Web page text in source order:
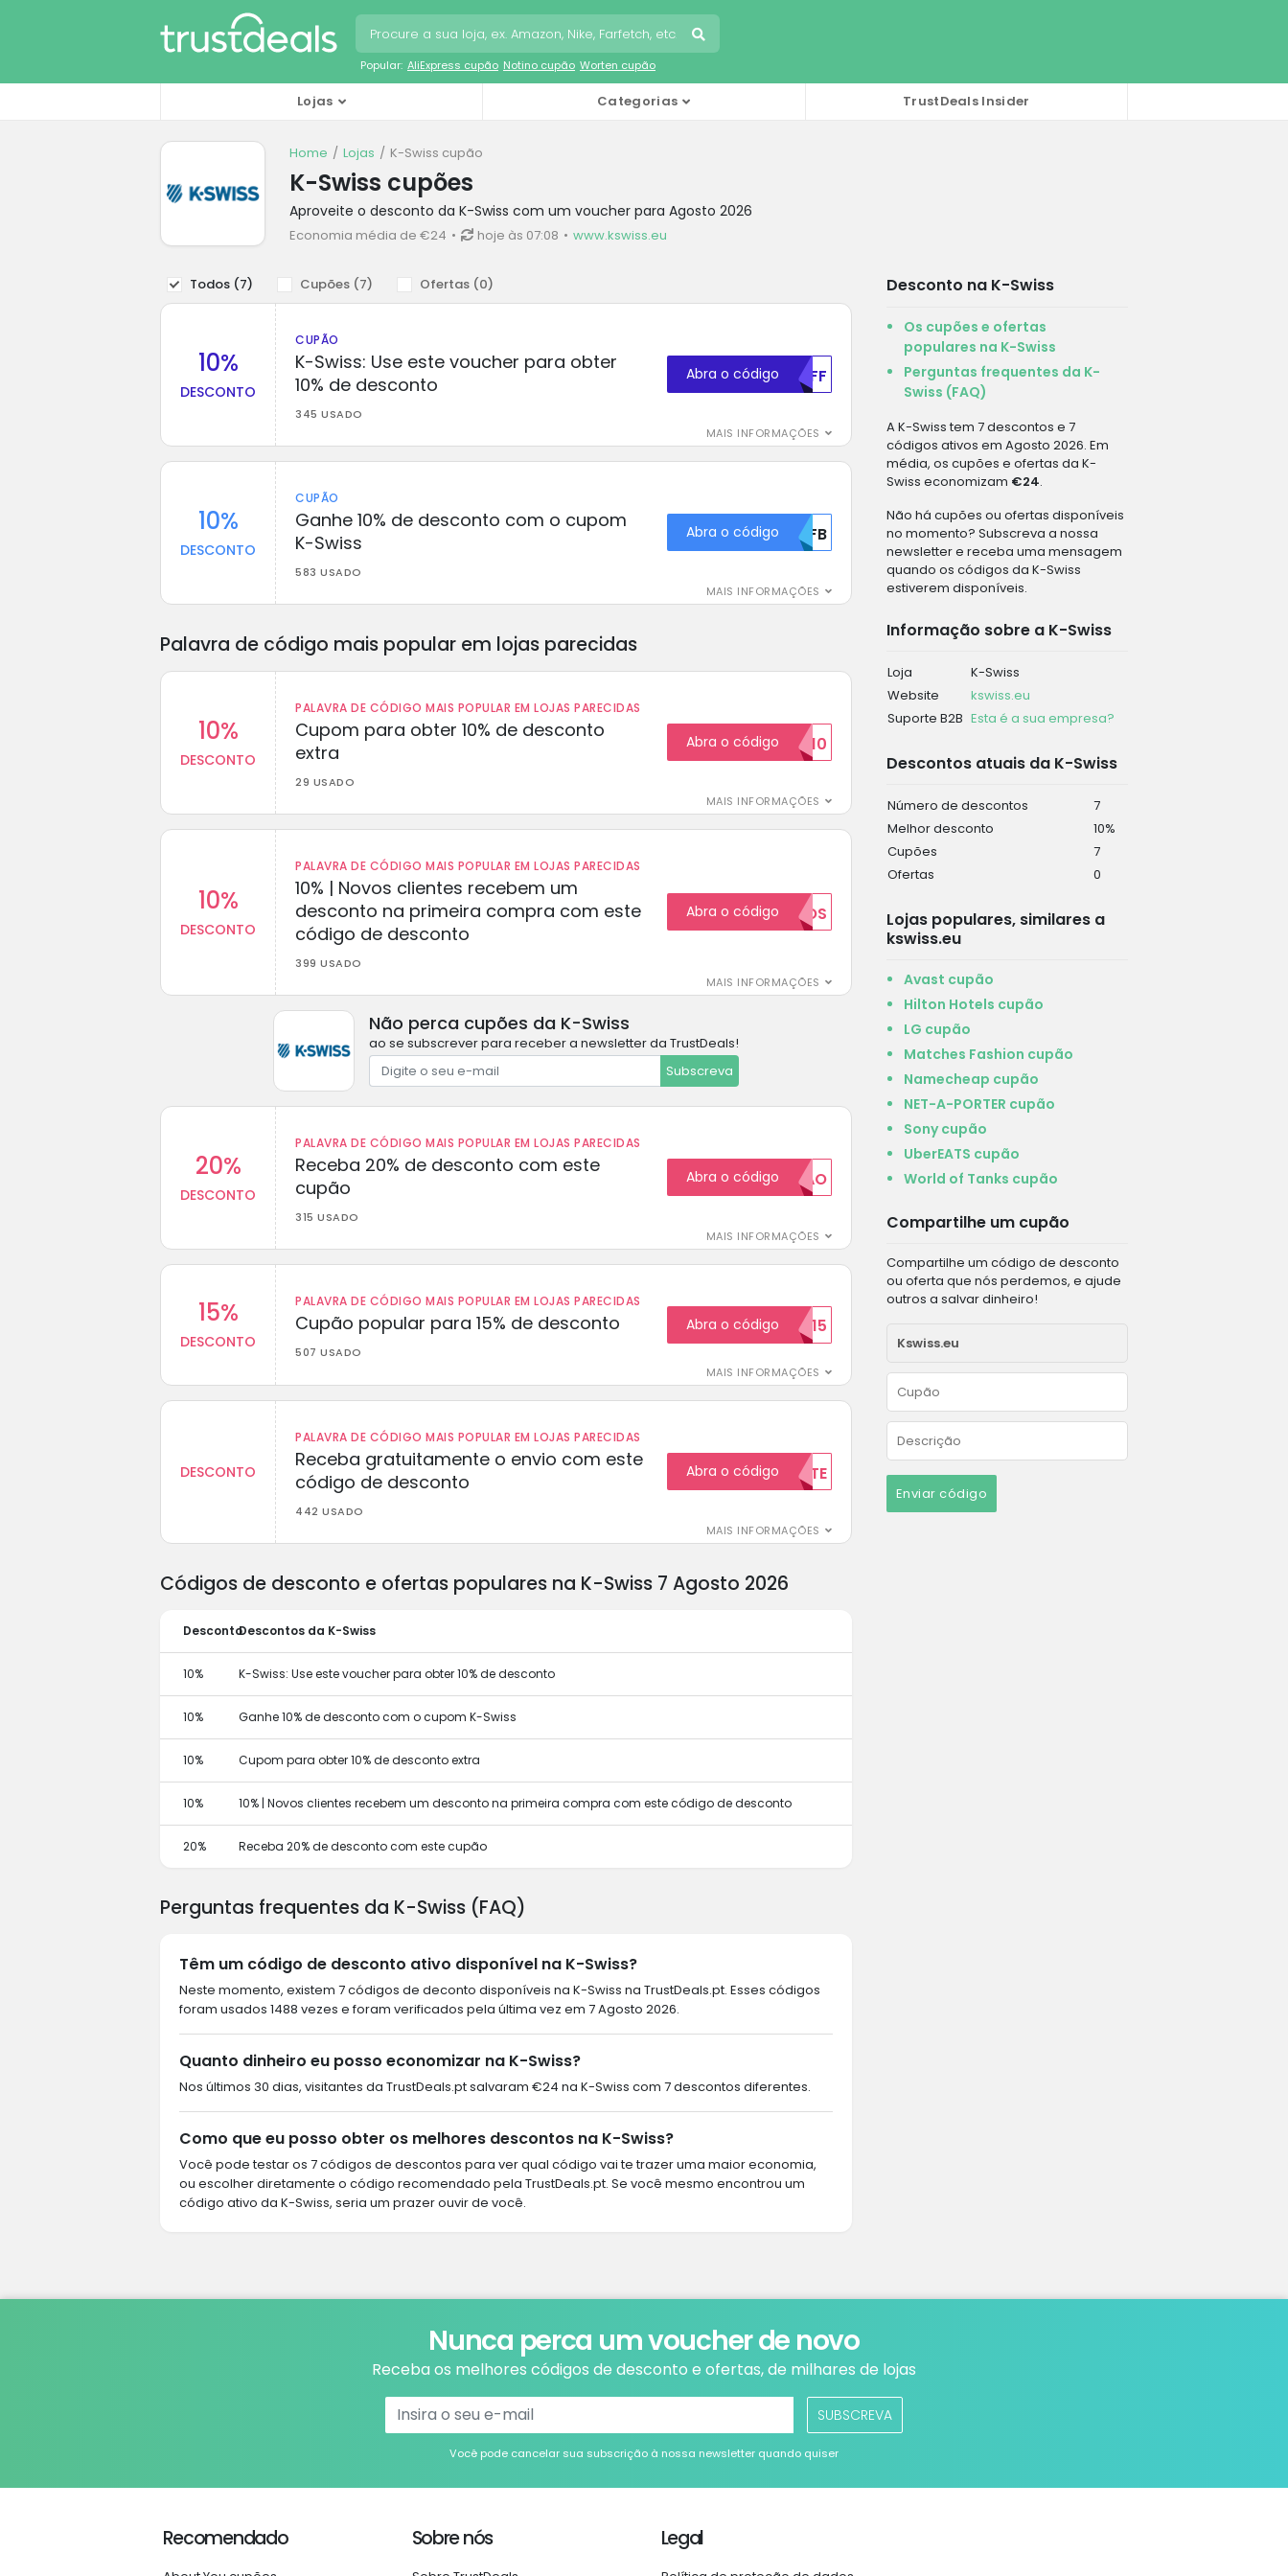
Popular: AliExpress cupão Notino cupão Worten cupão
Lojas Categorias TrustDeals Insider
Home Lojas K-Swiss cupão
K-Swiss cupões
Aproveite o desconto da K-Swiss com um voucher para Agosto 2026
Economia média de €24 hoje às 07:08 www.kswiss.eu
Todos (7) Cupões (7) Ofertas (0)
10%
DESCONTO
CUPÃO
K-Swiss: Use este voucher para obter
10% de desconto
345 USADO
MAIS INFORMAÇÕES
Abra o código MDFF
10%
DESCONTO
CUPÃO
Ganhe 10% de desconto com o cupom
K-Swiss
583 USADO
MAIS INFORMAÇÕES
Abra o código MDFB
Palavra de código mais popular em lojas parecidas
10%
DESCONTO
PALAVRA DE CÓDIGO MAIS POPULAR EM LOJAS PARECIDAS
Cupom para obter 10% de desconto
extra
29 USADO
MAIS INFORMAÇÕES
Abra o códigoBOM10
10%
DESCONTO
PALAVRA DE CÓDIGO MAIS POPULAR EM LOJAS PARECIDAS
10% | Novos clientes recebem um
desconto na primeira compra com este
código de desconto
399 USADO
MAIS INFORMAÇÕES
Abra o códigoNOVOS
Não perca cupões da K-Swiss
ao se subscrever para receber a newsletter da TrustDeals!
Subscreva
20%
DESCONTO
PALAVRA DE CÓDIGO MAIS POPULAR EM LOJAS PARECIDAS
Receba 20% de desconto com este
cupão
315 USADO
MAIS INFORMAÇÕES
Abra o código20CUPAO
15%
DESCONTO
PALAVRA DE CÓDIGO MAIS POPULAR EM LOJAS PARECIDAS
Cupão popular para 15% de desconto
507 USADO
MAIS INFORMAÇÕES
Abra o códigoRECEBER15
DESCONTO
PALAVRA DE CÓDIGO MAIS POPULAR EM LOJAS PARECIDAS
Receba gratuitamente o envio com este
código de desconto
442 USADO
MAIS INFORMAÇÕES
Abra o código
GRATUITAMENTE
Desconto na K-Swiss
Os cupões e ofertas
populares na K-Swiss
Perguntas frequentes da K-
Swiss (FAQ)
A K-Swiss tem 7 descontos e 7
códigos ativos em Agosto 2026. Em
média, os cupões e ofertas da K-
Swiss economizam €24.
Não há cupões ou ofertas disponíveis
no momento? Subscreva a nossa
newsletter e receba uma mensagem
quando os códigos da K-Swiss
estiverem disponíveis.
Informação sobre a K-Swiss
Loja
K-Swiss
Website
kswiss.eu
Suporte B2B Esta é a sua empresa?
Descontos atuais da K-Swiss
Número de descontos
7
Melhor desconto
10%
Cupões
7
Ofertas
0
Lojas populares, similares a
kswiss.eu
Avast cupão
Hilton Hotels cupão
LG cupão
Matches Fashion cupão
Namecheap cupão
NET-A-PORTER cupão
Sony cupão
UberEATS cupão
World of Tanks cupão
Compartilhe um cupão
Compartilhe um código de desconto
ou oferta que nós perdemos, e ajude
outros a salvar dinheiro!
Enviar código
Códigos de desconto e ofertas populares na K-Swiss 7 Agosto 2026
DescontoDescontos da K-Swiss
10% K-Swiss: Use este voucher para obter 10% de desconto
10% Ganhe 10% de desconto com o cupom K-Swiss
10% Cupom para obter 10% de desconto extra
10% 10% | Novos clientes recebem um desconto na primeira compra com este código de desconto
20% Receba 20% de desconto com este cupão
Perguntas frequentes da K-Swiss (FAQ)
Têm um código de desconto ativo disponível na K-Swiss?
Neste momento, existem 7 códigos de deconto disponíveis na K-Swiss na TrustDeals.pt. Esses códigos
foram usados 1488 vezes e foram verificados pela última vez em 7 Agosto 2026.
Quanto dinheiro eu posso economizar na K-Swiss?
Nos últimos 30 dias, visitantes da TrustDeals.pt salvaram €24 na K-Swiss com 7 descontos diferentes.
Como que eu posso obter os melhores descontos na K-Swiss?
Você pode testar os 7 códigos de descontos para ver qual código vai te trazer uma maior economia,
ou escolher diretamente o código recomendado pela TrustDeals.pt. Se você mesmo encontrou um
código ativo da K-Swiss, seria um prazer ouvir de você.
Nunca perca um voucher de novo
Receba os melhores códigos de desconto e ofertas, de milhares de lojas
SUBSCREVA
Você pode cancelar sua subscrição à nossa newsletter quando quiser
Recomendado Sobre nós Legal